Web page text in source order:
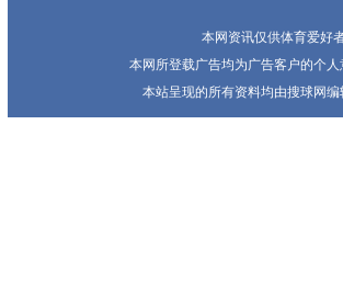
本网资讯仅供体育爱好
本网所登载广告均为广告客户的个
本站呈现的所有资料均由搜球网